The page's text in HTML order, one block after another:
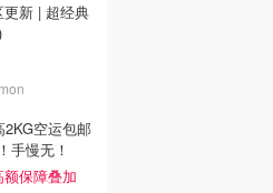
新 | 超经典
2KG空运包邮
手慢无！
保障叠加